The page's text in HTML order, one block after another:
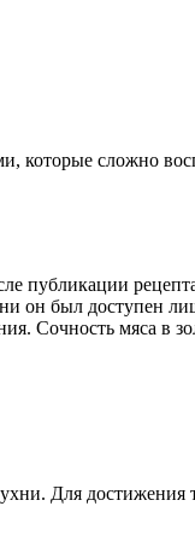
которые сложно
публикации
он был доступен
Сочность мяса в
Для достижения